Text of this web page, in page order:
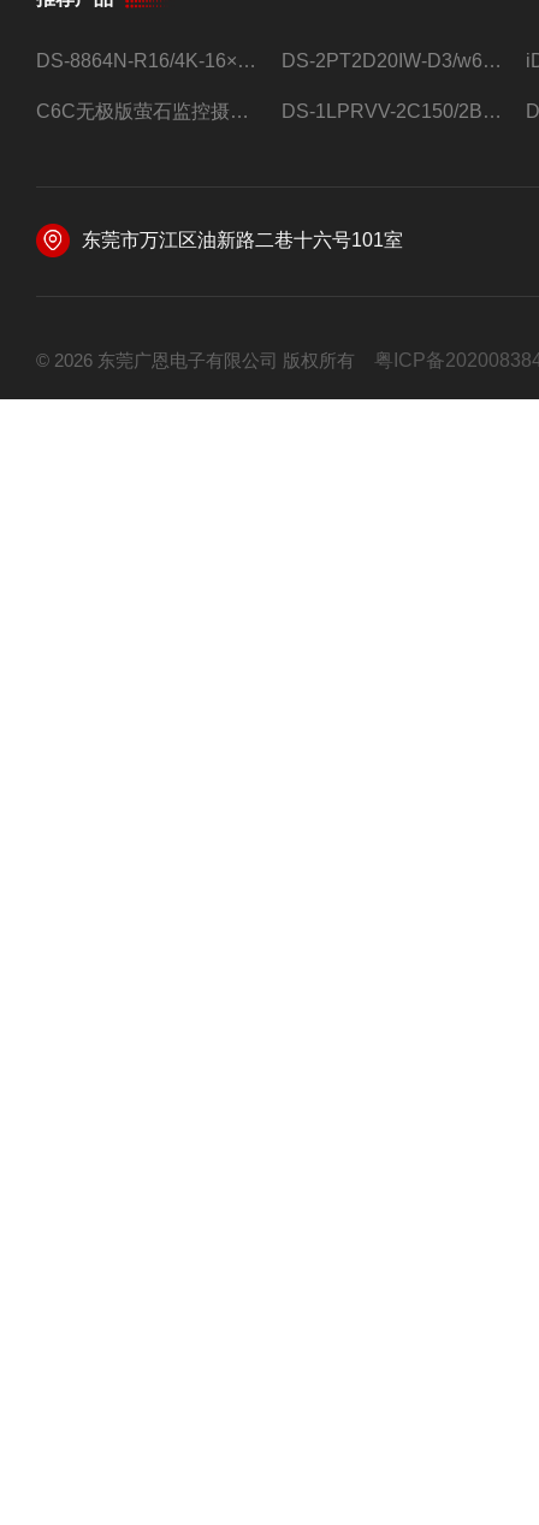
DS-8864N-R16/4K-16×4T/希捷16盘位录像机 DS-2PT2D20IW-D3/w64路高清硬盘录像机
C6C无极版萤石监控摄像头 DS-1LPRVV-2C150/2B监控室外夜视高清电源线护套线200米/卷
东莞市万江区油新路二巷十六号101室
© 2026 东莞广恩电子有限公司 版权所有 粤ICP备